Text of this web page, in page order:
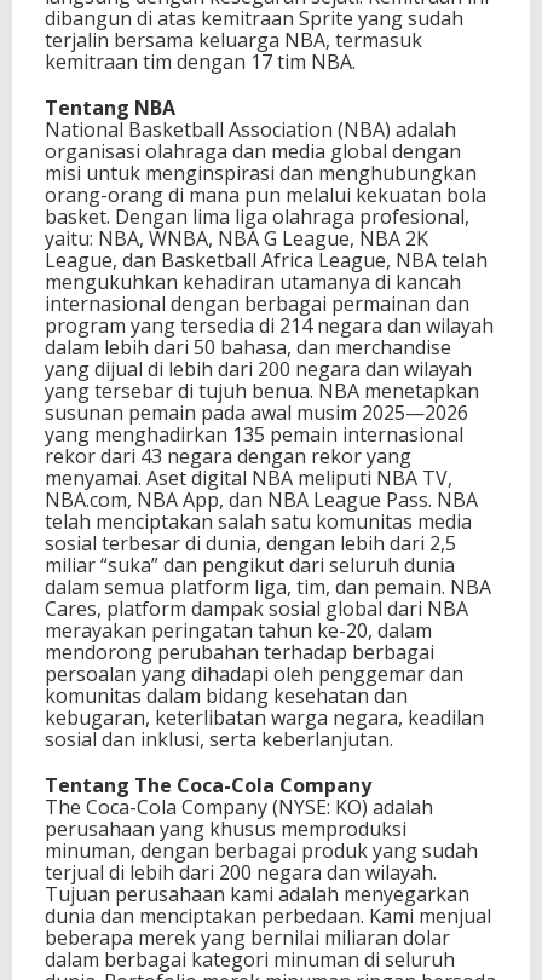
dibangun di atas kemitraan Sprite yang sudah
terjalin bersama keluarga NBA, termasuk
kemitraan tim dengan 17 tim NBA.
Tentang NBA
National Basketball Association (NBA) adalah
organisasi olahraga dan media global dengan
misi untuk menginspirasi dan menghubungkan
orang-orang di mana pun melalui kekuatan bola
basket. Dengan lima liga olahraga profesional,
yaitu: NBA, WNBA, NBA G League, NBA 2K
League, dan Basketball Africa League, NBA telah
mengukuhkan kehadiran utamanya di kancah
internasional dengan berbagai permainan dan
program yang tersedia di 214 negara dan wilayah
dalam lebih dari 50 bahasa, dan merchandise
yang dijual di lebih dari 200 negara dan wilayah
yang tersebar di tujuh benua. NBA menetapkan
susunan pemain pada awal musim 2025—2026
yang menghadirkan 135 pemain internasional
rekor dari 43 negara dengan rekor yang
menyamai. Aset digital NBA meliputi NBA TV,
NBA.com, NBA App, dan NBA League Pass. NBA
telah menciptakan salah satu komunitas media
sosial terbesar di dunia, dengan lebih dari 2,5
miliar “suka” dan pengikut dari seluruh dunia
dalam semua platform liga, tim, dan pemain. NBA
Cares, platform dampak sosial global dari NBA
merayakan peringatan tahun ke-20, dalam
mendorong perubahan terhadap berbagai
persoalan yang dihadapi oleh penggemar dan
komunitas dalam bidang kesehatan dan
kebugaran, keterlibatan warga negara, keadilan
sosial dan inklusi, serta keberlanjutan.
Tentang The Coca-Cola Company
The Coca-Cola Company (NYSE: KO) adalah
perusahaan yang khusus memproduksi
minuman, dengan berbagai produk yang sudah
terjual di lebih dari 200 negara dan wilayah.
Tujuan perusahaan kami adalah menyegarkan
dunia dan menciptakan perbedaan. Kami menjual
beberapa merek yang bernilai miliaran dolar
dalam berbagai kategori minuman di seluruh